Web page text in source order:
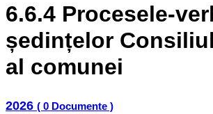
6.6.4 Procesele-
ședințelor
al comunei
2026 ( 0 Documente )